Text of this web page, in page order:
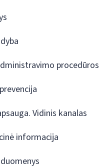
procedūros
Vidinis kanalas
informacija